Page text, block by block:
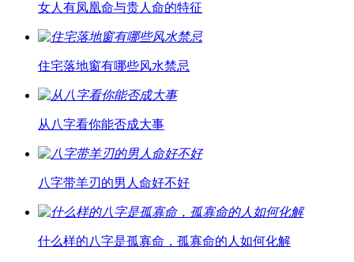
女人有凤凰命与贵人命的特征
住宅落地窗有哪些风水禁忌
从八字看你能否成大事
八字带羊刃的男人命好不好
什么样的八字是孤寡命，孤寡命的人如何化解